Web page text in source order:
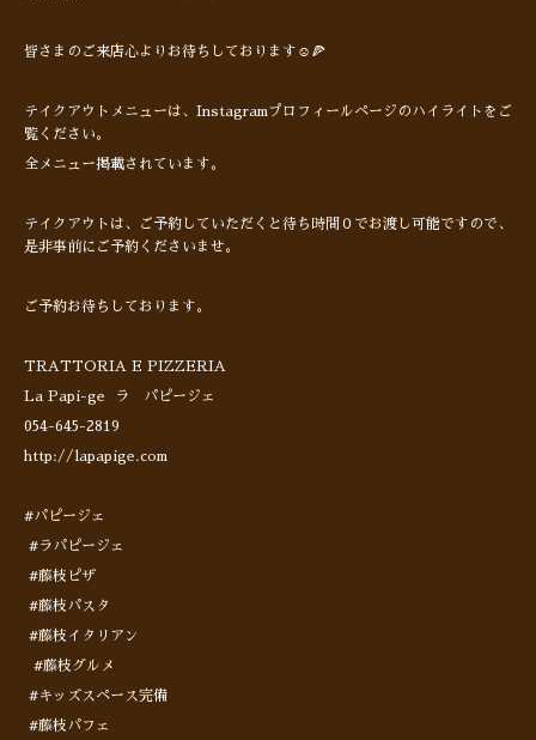
皆さまのご来店心よりお待ちしております☺️🍕
テイクアウトメニューは、Instagramプロフィールページのハイライトをご
覧ください。
全メニュー掲載されています。
テイクアウトは、ご予約していただくと待ち時間０でお渡し可能ですので、
是非事前にご予約くださいませ。
ご予約お待ちしております。
TRATTORIA E PIZZERIA
La Papi-ge ラ パピージェ
054-645-2819
http://lapapige.com
#パピージェ
#ラパピージェ
#藤枝ピザ
#藤枝パスタ
#藤枝イタリアン
#藤枝グルメ
#キッズスペース完備
#藤枝パフェ